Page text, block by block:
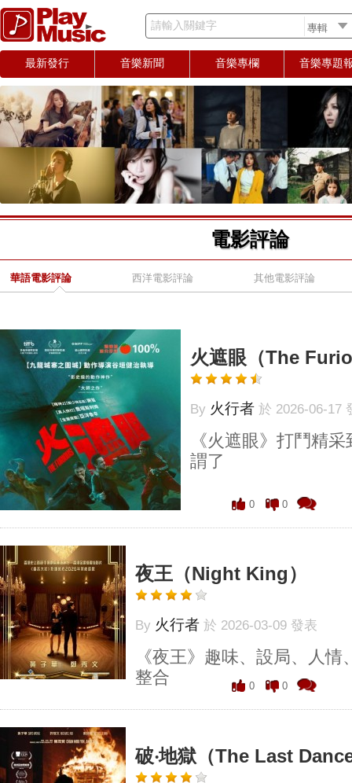
請輸入關鍵字
最新發行 音樂新聞 音樂專欄 音樂專題
電影評論
華語電影評論 西洋電影評論 其他電影評論
火遮眼（The
By 火行者 於 2026-06-17
《火遮眼》打鬥精
謂了
0 0
夜王（Night King）
By 火行者 於 2026-03-09 發表
《夜王》趣味、設局、人
整合
0 0
破‧地獄（The Last